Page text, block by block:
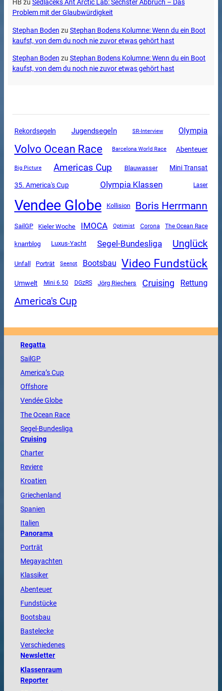
HB zu Sedlaceks Ant Arctic Lab: Sechster Abbruch – Das
Problem mit der Glaubwürdigkeit
Stephan Boden zu Stephan Bodens Kolumne: Wenn du ein Boot
kaufst, von dem du noch nie zuvor etwas gehört hast
Stephan Boden zu Stephan Bodens Kolumne: Wenn du ein Boot
kaufst, von dem du noch nie zuvor etwas gehört hast
Rekordsegeln Jugendsegeln SR-Interview Olympia
Volvo Ocean Race Barcelona World Race Abenteuer
Big Picture Americas Cup Blauwasser Mini Transat
35. America's Cup Olympia Klassen Laser
Vendee Globe Kollision Boris Herrmann
SailGP Kieler Woche IMOCA Optimist Corona The Ocean Race
knarrblog Luxus-Yacht Segel-Bundesliga Unglück
Unfall Porträt Seenot Bootsbau Video Fundstück
Umwelt Mini 6.50 DGzRS Jörg Riechers Cruising Rettung
America's Cup
Regatta
SailGP
America’s Cup
Offshore
VendéeGlobe
TheOcean Race
Segel-Bundesliga
Cruising
Charter
Reviere
Kroatien
Griechenland
Spanien
Italien
Panorama
Porträt
Megayachten
Klassiker
Abenteuer
Fundstücke
Bootsbau
Bastelecke
Verschiedenes
Newsletter
Klassenraum
Reporter